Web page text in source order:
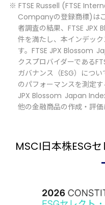
※ FTSE Russell (FTSE
Companyの登録商標)は
者調査の結果、FTSE
件を満たし、本インデッ
す。FTSE JPX Blossom
クスプロバイダーである
ガバナンス（ESG）につ
のパフォーマンスを測定
JPX Blossom Japan
他の金融商品の作成・評価
MSCI日本株ESG